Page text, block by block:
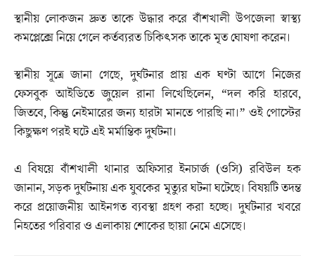
স্থানীয় লোকজন দ্রুত তাকে উদ্ধার করে বাঁশখালী উপজেলা স্বাস্থ্য
কমপ্লেক্সে নিয়ে গেলে কর্তব্যরত চিকিৎসক তাকে মৃত ঘোষণা করেন।
স্থানীয় সূত্রে জানা গেছে, দুর্ঘটনার প্রায় এক ঘণ্টা আগে নিজের
ফেসবুক আইডিতে জুয়েল রানা লিখেছিলেন, “দল করি হারবে,
জিতবে, কিন্তু নেইমারের জন্য হারটা মানতে পারছি না।” ওই পোস্টের
কিছুক্ষণ পরই ঘটে এই মর্মান্তিক দুর্ঘটনা।
এ বিষয়ে বাঁশখালী থানার অফিসার ইনচার্জ (ওসি) রবিউল হক
জানান, সড়ক দুর্ঘটনায় এক যুবকের মৃত্যুর ঘটনা ঘটেছে। বিষয়টি তদন্ত
করে প্রয়োজনীয় আইনগত ব্যবস্থা গ্রহণ করা হচ্ছে। দুর্ঘটনার খবরে
নিহতের পরিবার ও এলাকায় শোকের ছায়া নেমে এসেছে।